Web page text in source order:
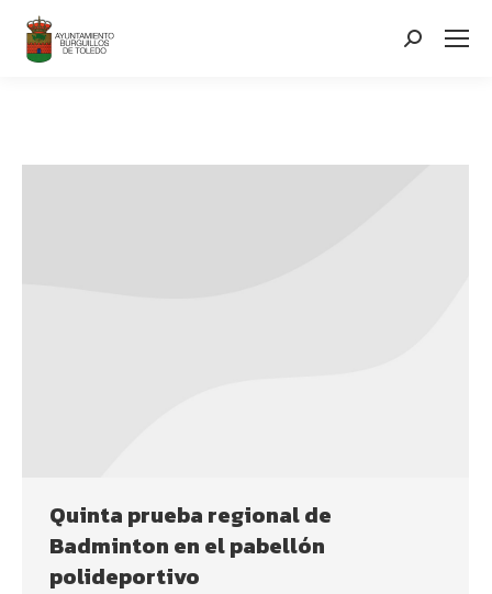
contenido
Search:
Quinta prueba regional de
Badminton en el pabellón
polideportivo